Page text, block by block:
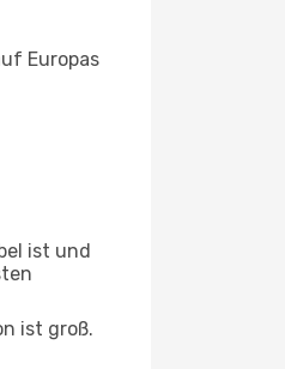
Europas
ist und
ist groß.